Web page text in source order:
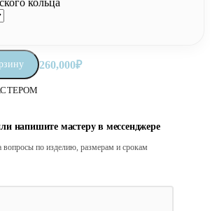
кольца «Эгрет»
260,000₽
напишите мастеру в мессенджере
вопросы по изделию, размерам и срокам